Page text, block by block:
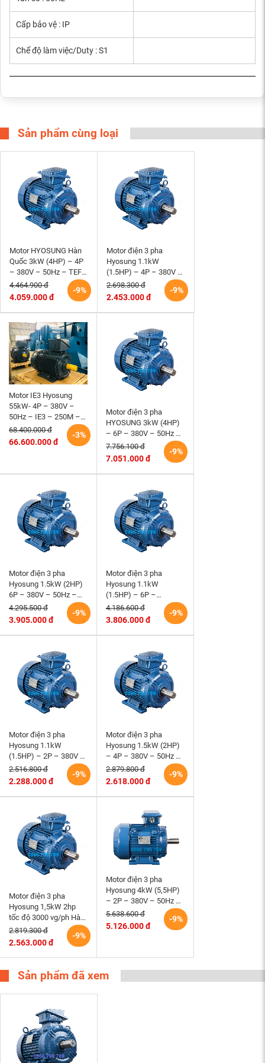
Cấp bảo vệ : IP
Chế độ làm việc/Duty : S1
Sản phẩm cùng loại
Motor HYOSUNG Hàn
Quốc 3kW (4HP) – 4P
– 380V – 50Hz – TEFC
– 100L – B3 (tốc độ
1500 r/min)
-9%
4.464.900 đ
4.059.000 đ
Motor điện 3 pha
Hyosung 1.1kW
(1.5HP) – 4P – 380V –
50Hz – TEFC – 90S
(tốc độ 1500rpm)
-9%
2.698.300 đ
2.453.000 đ
Motor IE3 Hyosung
55kW- 4P – 380V –
50Hz – IE3 – 250M –
B3 hiệu suất cao
-3%
68.400.000 đ
66.600.000 đ
Motor điện 3 pha
HYOSUNG 3kW (4HP)
– 6P – 380V – 50Hz –
TEFC – 132S – B3 (tốc
độ 1000 r/min)
-9%
7.756.100 đ
7.051.000 đ
Motor điện 3 pha
Hyosung 1.5kW (2HP)
6P – 380V – 50Hz –
TEFC100L – B3 (tốc độ
1000 rpm) Hàn Quốc-9%
4.295.500 đ
3.905.000 đ
Motor điện 3 pha
Hyosung 1.1kW
(1.5HP) – 6P –
220/380V – TEFC –
90L – B3 (tốc độ 1000
-9%
4.186.600 đ
3.806.000 đ
Motor điện 3 pha
Hyosung 1.1kW
(1.5HP) – 2P – 380V –
TEFC – 80M – B3 (tốc
độ 3000 rpm) Hàn -9%
2.516.800 đ
2.288.000 đ
Motor điện 3 pha
Hyosung 1.5kW (2HP)
– 4P – 380V – 50Hz –
TEFC – 90L – B3 (tốc
độ 1500 rpm) Hàn -9%
2.879.800 đ
2.618.000 đ
Motor điện 3 pha
Hyosung 1,5kW 2hp
tốc độ 3000 vg/ph Hàn
Quốc chân đế hộp cực
trên
-9%
2.819.300 đ
2.563.000 đ
Motor điện 3 pha
Hyosung 4kW (5,5HP)
– 2P – 380V – 50Hz –
TEFC112M – B3 (tốc
độ 3000rpm) Hàn Quốc
-9%
5.638.600 đ
5.126.000 đ
Sản phẩm đã xem